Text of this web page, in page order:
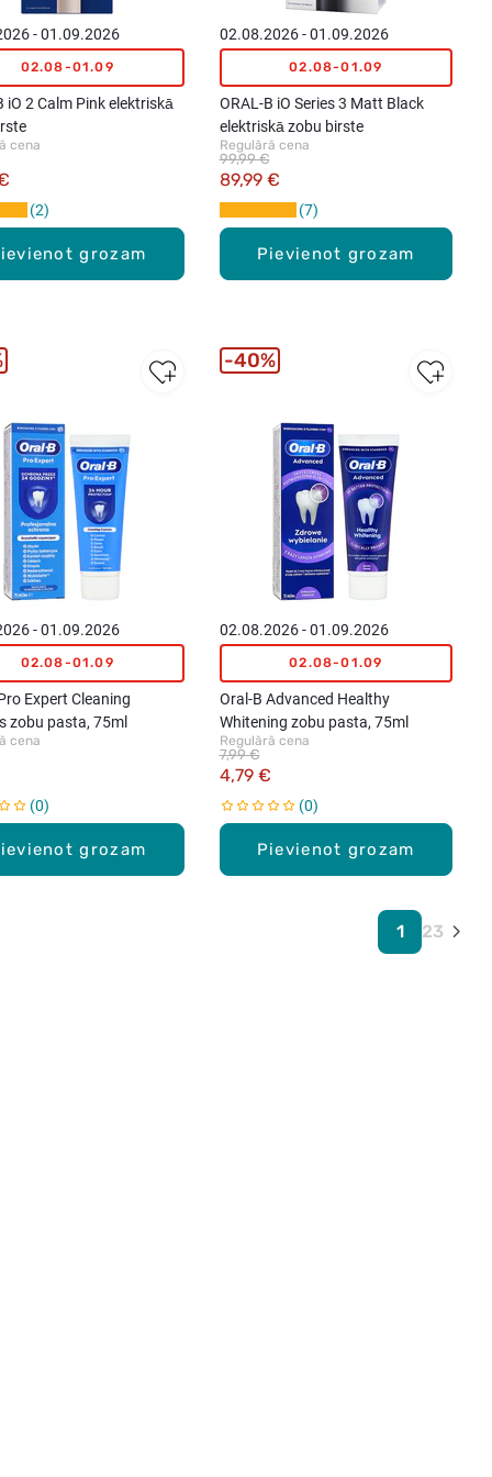
ab
.
grozam
- 01.09.2026
02.08-01.09
iO 2 Calm Pink elektriskā
cena
2
Pievienot grozam
02.08.2026 - 01.09.2026
02.08-01.09
ORAL-B iO Series 3 Matt Black
elektriskā zobu birste
Regulārā cena
89,99 €
99,99 €
7
grozam
- 01.09.2026
02.08-01.09
Expert Cleaning
zobu pasta, 75ml
cena
0
Pievienot grozam
02.08.2026 - 01.09.2026
02.08-01.09
Oral-B Advanced Healthy
Whitening zobu pasta, 75ml
Regulārā cena
4,79 €
7,99 €
0
40%
1 23